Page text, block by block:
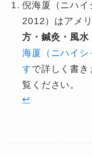
倪海厦（ニハ
2012）はアメ
方・鍼灸・風
海厦（ニハイシ
すで詳しく書
覧ください。
↩︎